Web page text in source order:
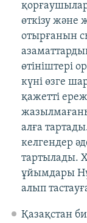
өткізу және
отырғанын
өтініштері
күні өзге
қажетті
алға
келгендер
тартылады.
ұйымдары
алып
Қазақстан